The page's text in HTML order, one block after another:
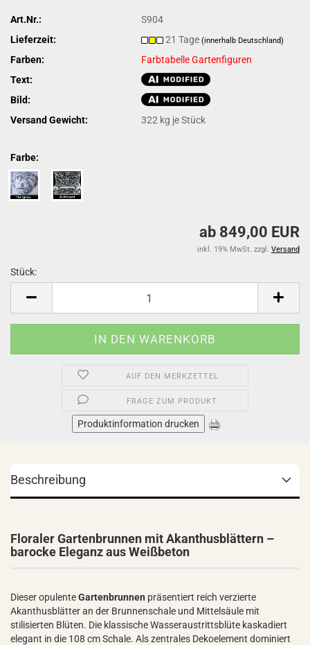
Art.Nr.:
S904
Lieferzeit:
21 Tage(innerhalb Deutschland)
Farben:
Farbtabelle Gartenfiguren
Text:
Bild:
Versand Gewicht:
322 kg je Stück
Farbe:
ab 849,00 EUR
inkl. 19% MwSt. zzgl. Versand
Stück:
AUF DEN MERKZETTEL
FRAGE ZUM PRODUKT
Produktinformation drucken
Beschreibung
Floraler Gartenbrunnen mit Akanthusblättern –
barocke Eleganz aus Weißbeton
Dieser opulenteGartenbrunnen präsentiert reich verzierte
Akanthusblätter an der Brunnenschale und Mittelsäule mit
stilisierten Blüten. Die klassische Wasseraustrittsblüte kaskadiert
elegant in die 108 cm Schale. Als zentrales Dekoelement dominiert